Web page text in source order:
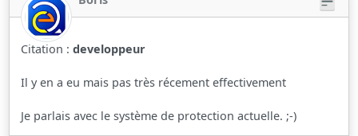
Citation :developpeur
Il y en a eu mais pas très récement effectivement
Je parlais avec le système de protection actuelle. ;-)